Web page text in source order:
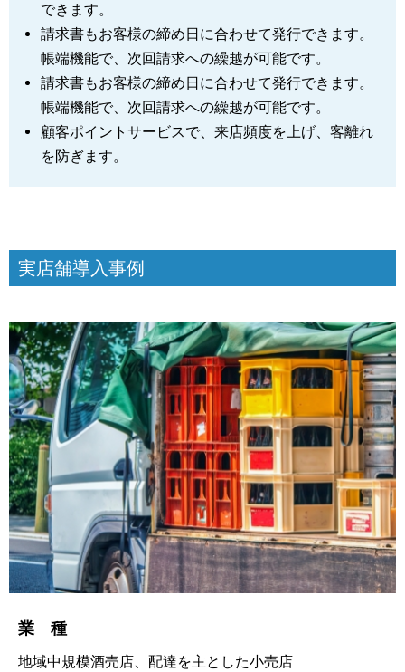
できます。
請求書もお客様の締め日に合わせて発行できます。
帳端機能で、次回請求への繰越が可能です。
請求書もお客様の締め日に合わせて発行できます。
帳端機能で、次回請求への繰越が可能です。
顧客ポイントサービスで、来店頻度を上げ、客離れ
を防ぎます。
実店舗導入事例
業 種
地域中規模酒売店、配達を主とした小売店